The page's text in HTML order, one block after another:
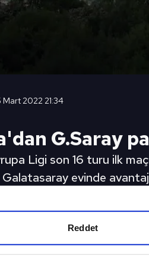
Reddet
Mart 2022 21:34
G.Saray
Ligi son 16 turu ilk
evinde
cephesinden anlamlı bir
Katalan ekibi
bazı karelerini tek bir